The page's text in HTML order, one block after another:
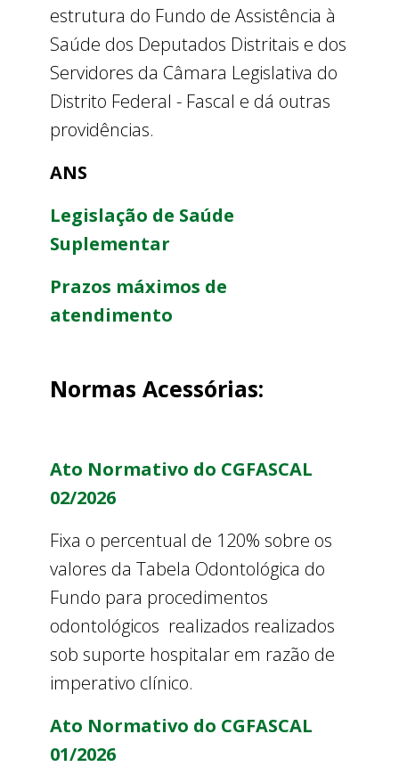
estrutura do Fundo de Assistência à
Saúde dos Deputados Distritais e dos
Servidores da Câmara Legislativa do
Distrito Federal - Fascal e dá outras
providências.
ANS
Legislação de Saúde
Suplementar
Prazos máximos de
atendimento
Normas Acessórias:
Ato Normativo do CGFASCAL
02/2026
Fixa o percentual de 120% sobre os
valores da Tabela Odontológica do
Fundo para procedimentos
odontológicos realizados realizados
sob suporte hospitalar em razão de
imperativo clínico.
Ato Normativo do CGFASCAL
01/2026